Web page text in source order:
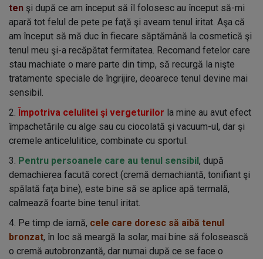
ten şi după ce am început să îl folosesc au început să-mi
apară tot felul de pete pe faţă şi aveam tenul iritat. Aşa că
am început să mă duc în fiecare săptămână la cosmetică şi
tenul meu şi-a recăpătat fermitatea. Recomand fetelor care
stau machiate o mare parte din timp, să recurgă la nişte
tratamente speciale de îngrijire, deoarece tenul devine mai
sensibil.
2. Împotriva celulitei şi vergeturilor la mine au avut efect
împachetările cu alge sau cu ciocolată şi vacuum-ul, dar şi
cremele anticelulitice, combinate cu sportul.
3. Pentru persoanele care au tenul sensibil, după
demachierea facută corect (cremă demachiantă, tonifiant şi
spălată faţa bine), este bine să se aplice apă termală,
calmează foarte bine tenul iritat.
4. Pe timp de iarnă, cele care doresc să aibă tenul
bronzat, în loc să meargă la solar, mai bine să folosească
o cremă autobronzantă, dar numai după ce se face o